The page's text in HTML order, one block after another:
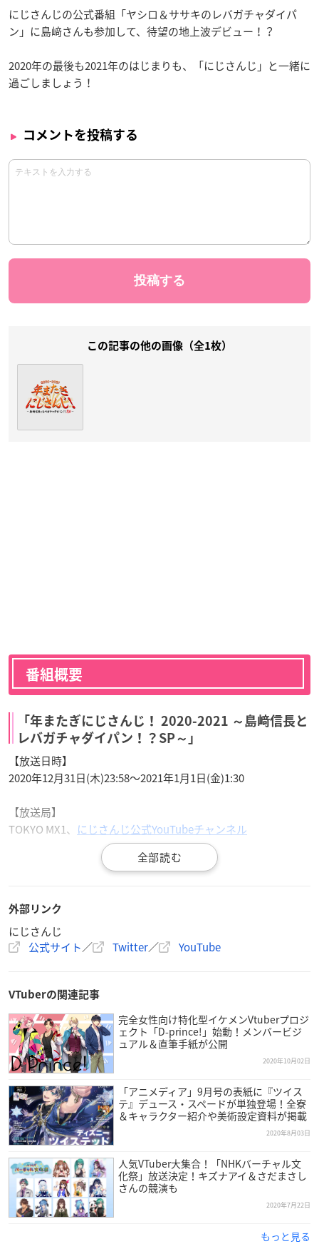
にじさんじの公式番組「ヤシロ＆ササキのレバガチャダイパ
ン」に島﨑さんも参加して、待望の地上波デビュー！？
2020年の最後も2021年のはじまりも、「にじさんじ」と一緒に
過ごしましょう！
コメントを投稿する
この記事の他の画像（全1枚）
番組概要
「年またぎにじさんじ！ 2020-2021 ～島﨑信長と
レバガチャダイパン！？SP～」
【放送日時】
2020年12月31日(木)23:58〜2021年1月1日(金)1:30
【放送局】
TOKYO MX1、 にじさんじ公式YouTubeチャンネル
※敬称略
【ハッシュタグ】
外部リンク
にじさんじ
公式サイト／ Twitter／ YouTube
VTuberの関連記事
完全女性向け特化型イケメンVtuberプロジ
ェクト「D-prince!」始動！メンバービジ
ュアル＆直筆手紙が公開
2020年10月02日
「アニメディア」9月号の表紙に『ツイス
テ』デュース・スペードが単独登場！全寮
＆キャラクター紹介や美術設定資料が掲載
2020年8月03日
人気VTuber大集合！「NHKバーチャル文
化祭」放送決定！キズナアイ＆さだまさし
さんの競演も
2020年7月22日
もっと見る